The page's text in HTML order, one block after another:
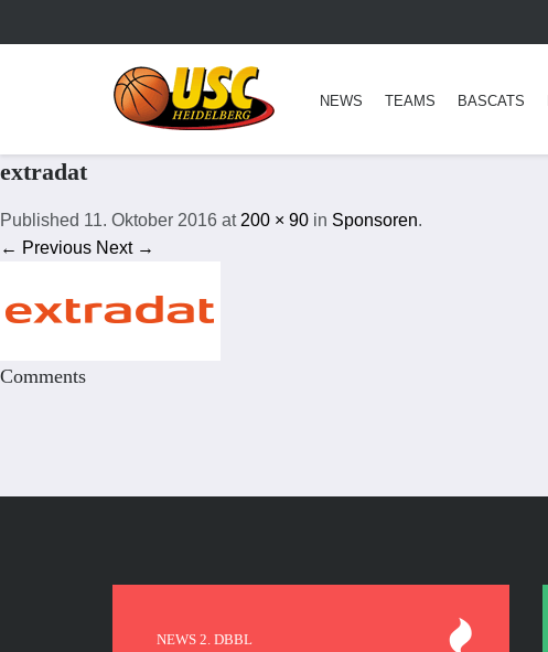
NEWS TEAMS BASCATS
extradat
Published 11. Oktober 2016 at 200 × 90 in Sponsoren.
← Previous Next →
Comments
NEWS 2. DBBL